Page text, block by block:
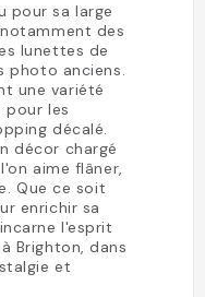
pour sa large
des
lunettes de
photo anciens.
une variété
les
décalé.
décor chargé
aime flâner,
Que ce soit
enrichir sa
l'esprit
Brighton, dans
et